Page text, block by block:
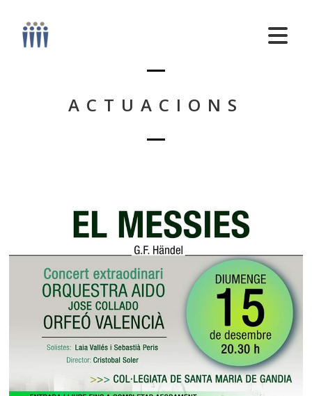
ACTUACIONS